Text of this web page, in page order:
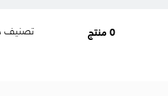
0 منتج